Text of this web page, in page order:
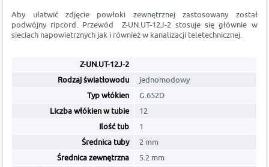
Aby ułatwić zdjęcie powłoki zewnętrznej zastosowany został
podwójny ripcord. Przewód Z-UN.UT-12J-2 stosuje się głównie w
sieciach napowietrznych jak i również w kanalizacji teletechnicznej.
Z-UN.UT-12J-2
Rodzaj światłowodu
jednomodowy
Typ włókien
G.652D
Liczba włókien w tubie
12
Ilość tub
1
Średnica tuby
2 mm
Średnica zewnętrzna
5.2 mm